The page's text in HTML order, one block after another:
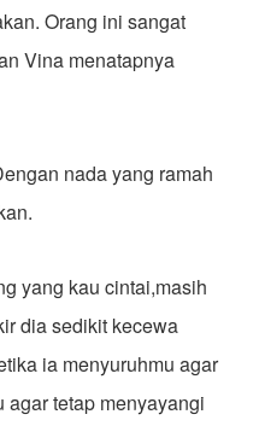
Orang ini sangat
Vina menatapnya
nada yang ramah
yang kau cintai,masih
dia sedikit kecewa
ia menyuruhmu agar
agar tetap menyayangi